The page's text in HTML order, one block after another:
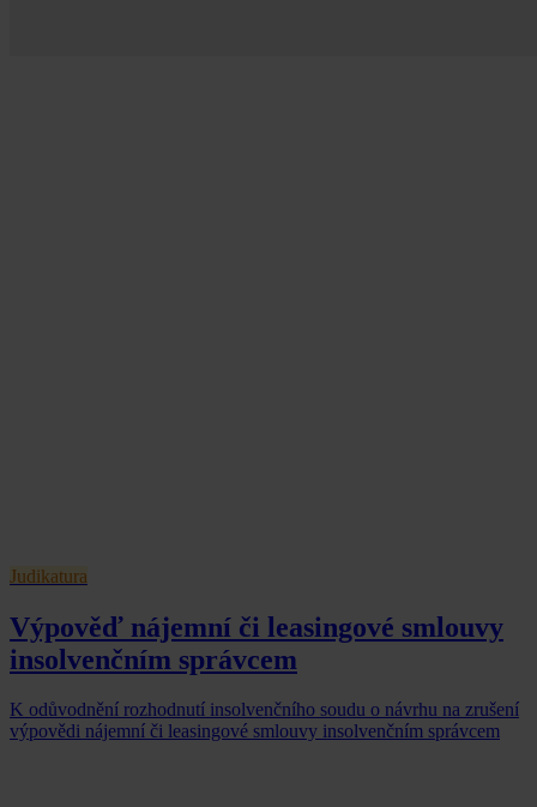
Judikatura
Výpověď nájemní či leasingové smlouvy
insolvenčním správcem
K odůvodnění rozhodnutí insolvenčního soudu o návrhu na zrušení
výpovědi nájemní či leasingové smlouvy insolvenčním správcem